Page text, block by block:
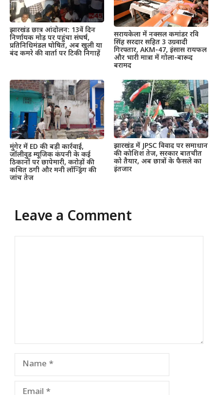
झारखंड छात्र आंदोलन: 13वें दिन
निर्णायक मोड़ पर पहुंचा संघर्ष,
प्रतिनिधिमंडल घोषित, अब खुली या
बंद कमरे की वार्ता पर टिकी निगाहें
सरायकेला में नक्सल कमांडर रवि
सिंह सरदार सहित 3 उग्रवादी
गिरफ्तार, AKM-47, इंसास रायफल
और भारी मात्रा में गोला-बारूद
बरामद
मुंगेर में ED की बड़ी कार्रवाई,
जॉलीवुड म्यूजिक कंपनी के कई
ठिकानों पर छापेमारी, करोड़ों की
कथित ठगी और मनी लॉन्ड्रिंग की
जांच तेज
झारखंड में JPSC विवाद पर समाधान
की कोशिश तेज, सरकार बातचीत
को तैयार, अब छात्रों के फैसले का
इंतजार
Leave a Comment
Name
Email